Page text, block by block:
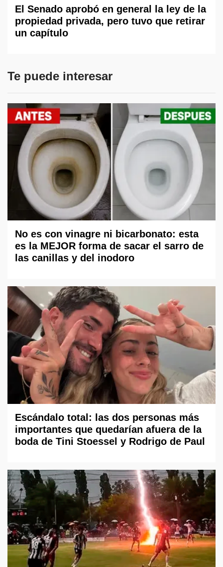
El Senado aprobó en general la ley de la
propiedad privada, pero tuvo que retirar
un capítulo
Te puede interesar
No es con vinagre ni bicarbonato: esta
es la MEJOR forma de sacar el sarro de
las canillas y del inodoro
Escándalo total: las dos personas más
importantes que quedarían afuera de la
boda de Tini Stoessel y Rodrigo de Paul